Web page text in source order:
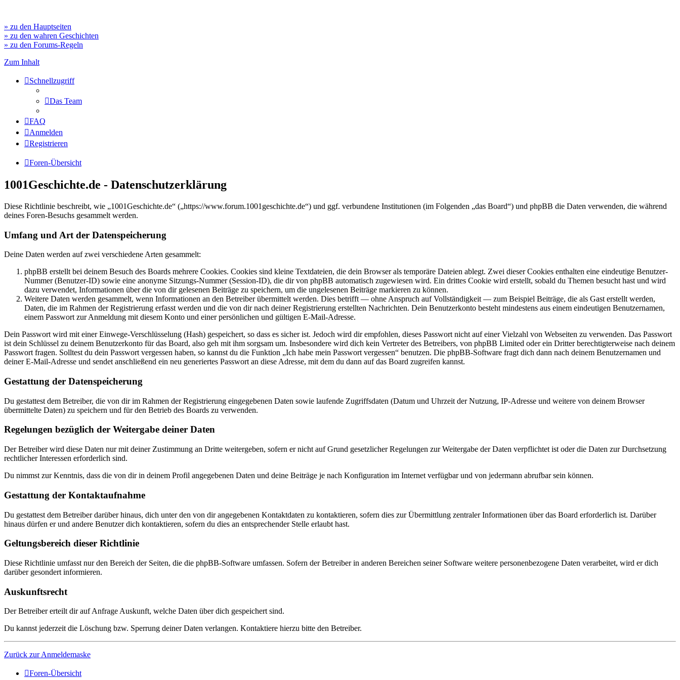
» zu den Hauptseiten
» zu den wahren Geschichten
» zu den Forums-Regeln
Zum Inhalt
Schnellzugriff
Das Team
FAQ
Anmelden
Registrieren
Foren-Übersicht
1001Geschichte.de - Datenschutzerklärung
Diese Richtlinie beschreibt, wie „1001Geschichte.de“ („https://www.forum.1001geschichte.de“) und ggf. verbundene Institutionen (im Folgenden „das Board“) und phpBB die Daten verwenden, die während
deines Foren-Besuchs gesammelt werden.
Umfang und Art der Datenspeicherung
Deine Daten werden auf zwei verschiedene Arten gesammelt:
phpBB erstellt bei deinem Besuch des Boards mehrere Cookies. Cookies sind kleine Textdateien, die dein Browser als temporäre Dateien ablegt. Zwei dieser Cookies enthalten eine eindeutige Benutzer-
Nummer (Benutzer-ID) sowie eine anonyme Sitzungs-Nummer (Session-ID), die dir von phpBB automatisch zugewiesen wird. Ein drittes Cookie wird erstellt, sobald du Themen besucht hast und wird
dazu verwendet, Informationen über die von dir gelesenen Beiträge zu speichern, um die ungelesenen Beiträge markieren zu können.
Weitere Daten werden gesammelt, wenn Informationen an den Betreiber übermittelt werden. Dies betrifft — ohne Anspruch auf Vollständigkeit — zum Beispiel Beiträge, die als Gast erstellt werden,
Daten, die im Rahmen der Registrierung erfasst werden und die von dir nach deiner Registrierung erstellten Nachrichten. Dein Benutzerkonto besteht mindestens aus einem eindeutigen Benutzernamen,
einem Passwort zur Anmeldung mit diesem Konto und einer persönlichen und gültigen E-Mail-Adresse.
Dein Passwort wird mit einer Einwege-Verschlüsselung (Hash) gespeichert, so dass es sicher ist. Jedoch wird dir empfohlen, dieses Passwort nicht auf einer Vielzahl von Webseiten zu verwenden. Das Passwort
ist dein Schlüssel zu deinem Benutzerkonto für das Board, also geh mit ihm sorgsam um. Insbesondere wird dich kein Vertreter des Betreibers, von phpBB Limited oder ein Dritter berechtigterweise nach deinem
Passwort fragen. Solltest du dein Passwort vergessen haben, so kannst du die Funktion „Ich habe mein Passwort vergessen“ benutzen. Die phpBB-Software fragt dich dann nach deinem Benutzernamen und
deiner E-Mail-Adresse und sendet anschließend ein neu generiertes Passwort an diese Adresse, mit dem du dann auf das Board zugreifen kannst.
Gestattung der Datenspeicherung
Du gestattest dem Betreiber, die von dir im Rahmen der Registrierung eingegebenen Daten sowie laufende Zugriffsdaten (Datum und Uhrzeit der Nutzung, IP-Adresse und weitere von deinem Browser
übermittelte Daten) zu speichern und für den Betrieb des Boards zu verwenden.
Regelungen bezüglich der Weitergabe deiner Daten
Der Betreiber wird diese Daten nur mit deiner Zustimmung an Dritte weitergeben, sofern er nicht auf Grund gesetzlicher Regelungen zur Weitergabe der Daten verpflichtet ist oder die Daten zur Durchsetzung
rechtlicher Interessen erforderlich sind.
Du nimmst zur Kenntnis, dass die von dir in deinem Profil angegebenen Daten und deine Beiträge je nach Konfiguration im Internet verfügbar und von jedermann abrufbar sein können.
Gestattung der Kontaktaufnahme
Du gestattest dem Betreiber darüber hinaus, dich unter den von dir angegebenen Kontaktdaten zu kontaktieren, sofern dies zur Übermittlung zentraler Informationen über das Board erforderlich ist. Darüber
hinaus dürfen er und andere Benutzer dich kontaktieren, sofern du dies an entsprechender Stelle erlaubt hast.
Geltungsbereich dieser Richtlinie
Diese Richtlinie umfasst nur den Bereich der Seiten, die die phpBB-Software umfassen. Sofern der Betreiber in anderen Bereichen seiner Software weitere personenbezogene Daten verarbeitet, wird er dich
darüber gesondert informieren.
Auskunftsrecht
Der Betreiber erteilt dir auf Anfrage Auskunft, welche Daten über dich gespeichert sind.
Du kannst jederzeit die Löschung bzw. Sperrung deiner Daten verlangen. Kontaktiere hierzu bitte den Betreiber.
Zurück zur Anmeldemaske
Foren-Übersicht